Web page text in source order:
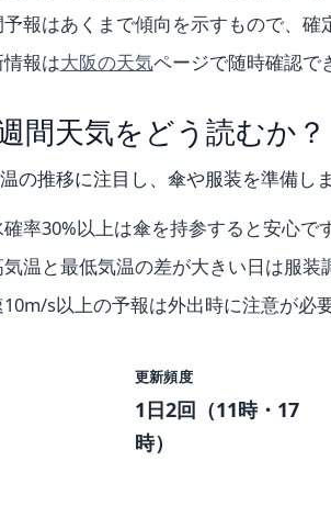
報はあくまで傾向を示すもので、確
報は大阪の天気ページで随時確認で
間天気をどう読むか？
の推移に注目し、傘や服装を準備し
率30%以上は傘を持参すると安心です
温と最低気温の差が大きい日は服装
s以上の予報は外出時に注意が必要
更新頻度
1日2回（11時・17
時）